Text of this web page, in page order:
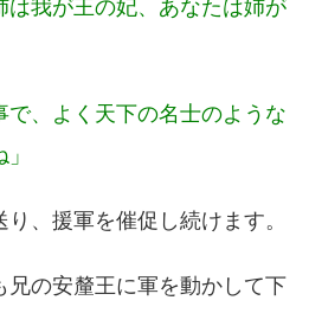
は我が王の妃、あなたは姉が
で、よく天下の名士のような
、援軍を催促し続けます。
兄の安釐王に軍を動かして下